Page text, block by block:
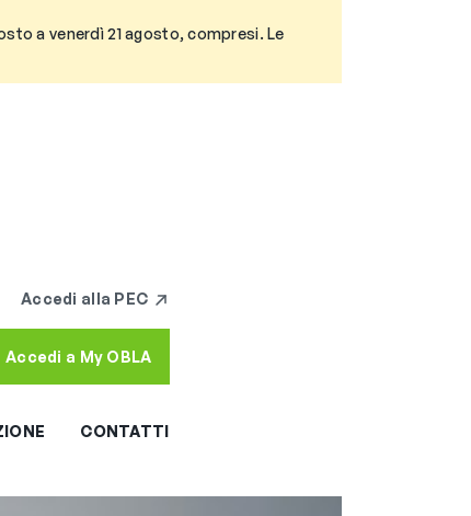
a venerdì 21 agosto, compresi. Le
Accedi alla PEC
Accedi a My OBLA
CONTATTI